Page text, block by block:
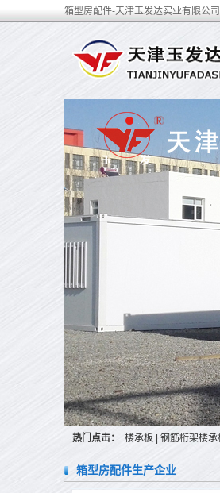
箱型房配件-天津玉发达实业有限公司
热门点击： 楼承板 钢筋桁架楼承
箱型房配件生产企业